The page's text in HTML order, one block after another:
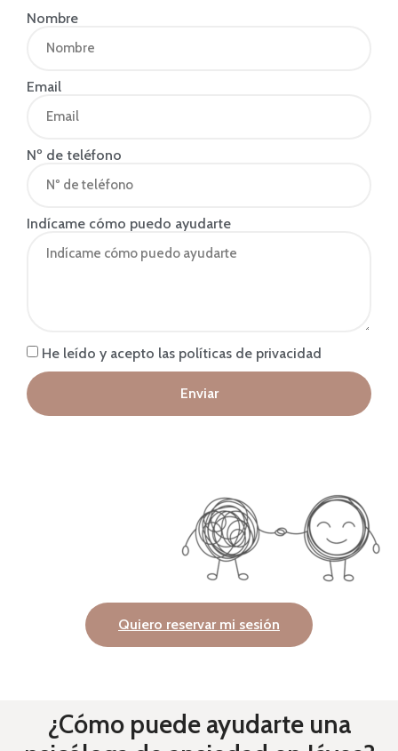
Nombre
Email
Nº de teléfono
Indícame cómo puedo ayudarte
He leído y acepto las políticas de privacidad
Enviar
Quiero reservar mi sesión
¿Cómo puede ayudarte una